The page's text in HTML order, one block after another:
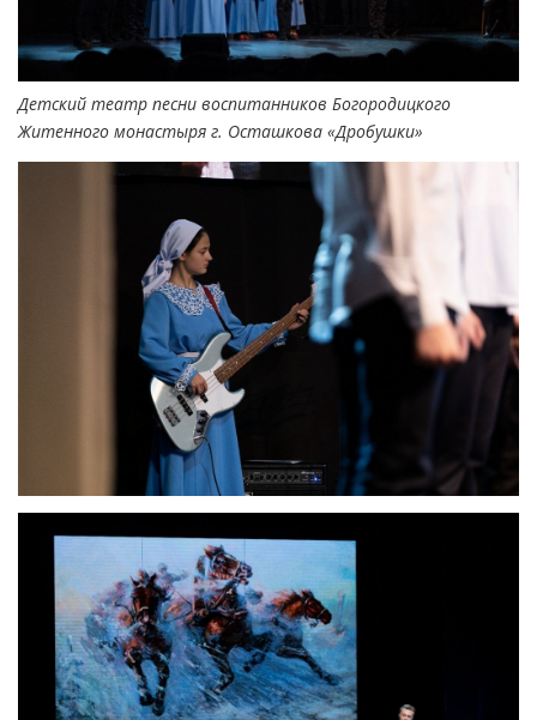
Детский театр песни воспитанников Богородицкого
Житенного монастыря г. Осташкова «Дробушки»